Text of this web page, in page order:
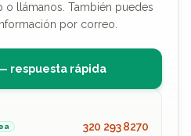
o llámanos. También puedes
por correo.
respuesta rápida
320 293 8270